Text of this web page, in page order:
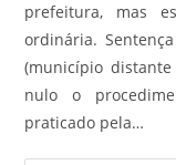
prefeitura, mas
ordinária.
(município
nulo o
praticado pela…